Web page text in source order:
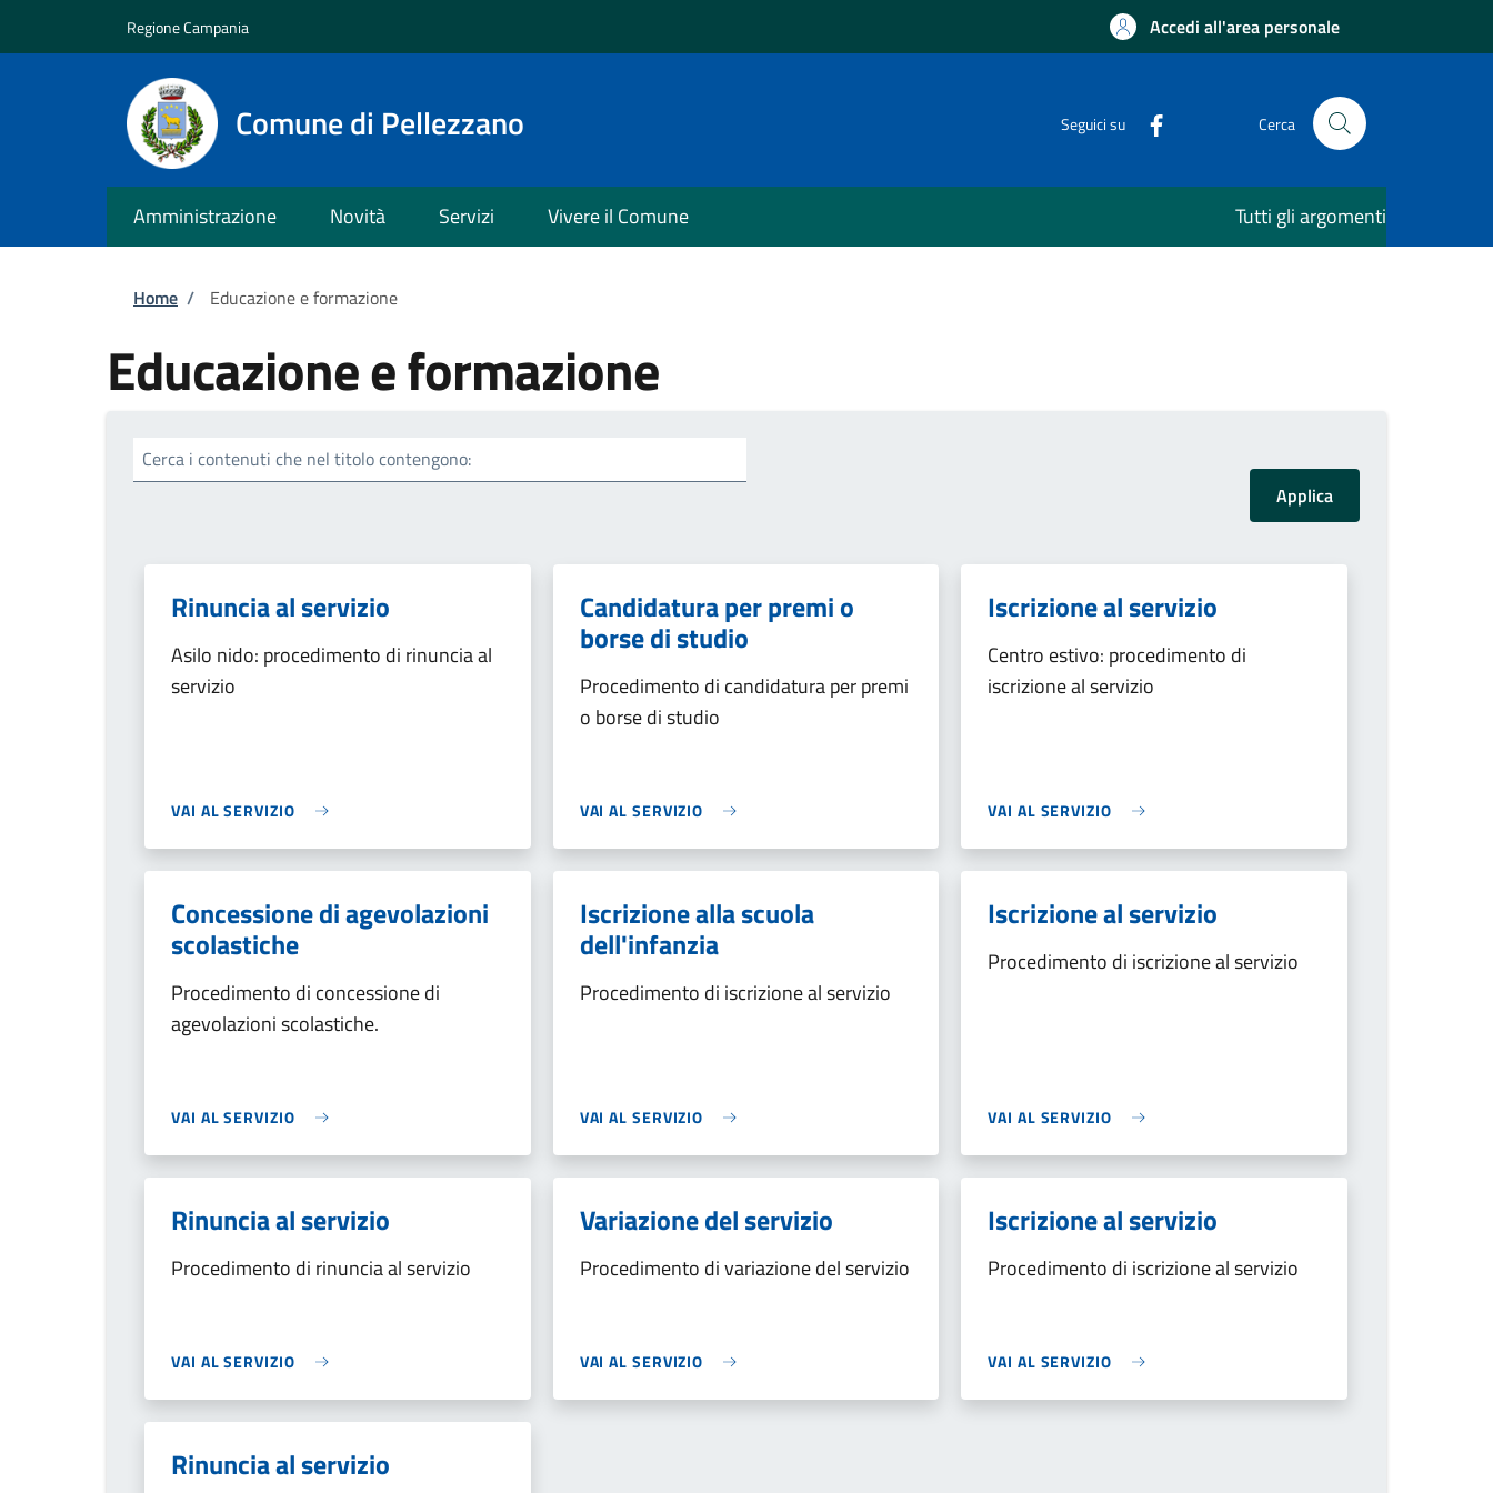
Regione Campania Accedi all'area personale
Comune di Pellezzano Seguici su Cerca
Amministrazione Novità Servizi Vivere il Comune Tutti gli argomenti
Briciole di pane
Home / Educazione e formazione
Educazione e formazione
Cerca i contenuti che nel titolo contengono:
Rinuncia al servizio
Asilo nido: procedimento di rinuncia al
servizio
VAI AL SERVIZIO
Candidatura per premi o
borse di studio
Procedimento di candidatura per premi
o borse di studio
VAI AL SERVIZIO
Iscrizione al servizio
Centro estivo: procedimento di
iscrizione al servizio
VAI AL SERVIZIO
Concessione di agevolazioni
scolastiche
Procedimento di concessione di
agevolazioni scolastiche.
VAI AL SERVIZIO
Iscrizione alla scuola
dell'infanzia
Procedimento di iscrizione al servizio
VAI AL SERVIZIO
Iscrizione al servizio
Procedimento di iscrizione al servizio
VAI AL SERVIZIO
Rinuncia al servizio
Procedimento di rinuncia al servizio
VAI AL SERVIZIO
Variazione del servizio
Procedimento di variazione del servizio
VAI AL SERVIZIO
Iscrizione al servizio
Procedimento di iscrizione al servizio
VAI AL SERVIZIO
Rinuncia al servizio